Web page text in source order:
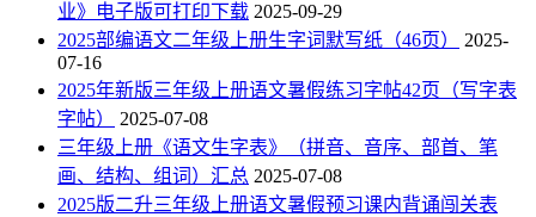
业》电子版可打印下载 2025-09-29
2025部编语文二年级上册生字词默写纸（46页）
2025-
07-16
2025年新版三年级上册语文暑假练习字帖42页（写字表
字帖）
2025-07-08
三年级上册《语文生字表》（拼音、音序、部首、笔
画、结构、组词）汇总 2025-07-08
2025版二升三年级上册语文暑假预习课内背诵闯关表